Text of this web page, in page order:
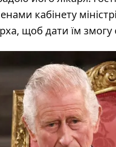
кабінету
щоб дати їм змогу